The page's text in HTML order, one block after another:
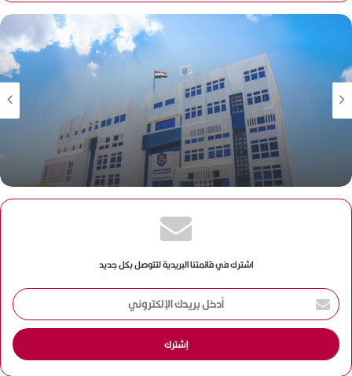
مدارس وجامعات
وزير التخطيط ومحافظ البحيرة يتفقدان مشروعي
المستشفى الجامعي ومبنى كلية الطب البشري بجامعة
مدارس وجامعات
جامعة دمنهور ترفع درجة الاستعداد القصوى بمعامل
التنسيق الإلكتروني وتطلق حزمة خدمات متكاملة لدعم طلاب
الثانوية العامة وذوي الهمم
اشترك في قائمتنا البريدية لتتوصل بكل جديد
أ
د
خ
ل